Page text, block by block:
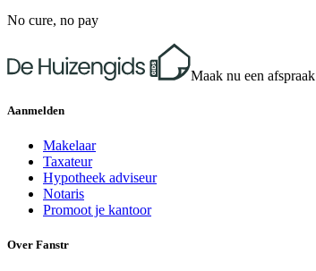
No cure, no pay
Maak nu een afspraak
Aanmelden
Makelaar
Taxateur
Hypotheek adviseur
Notaris
Promoot je kantoor
Over Fanstr